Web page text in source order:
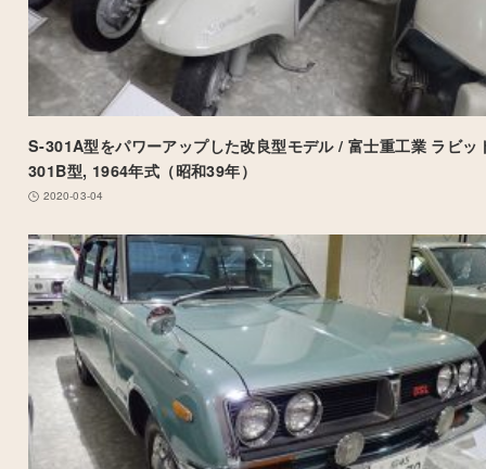
S-301A型をパワーアップした改良型モデル / 富士重工業 ラビッ
301B型, 1964年式（昭和39年）
2020-03-04